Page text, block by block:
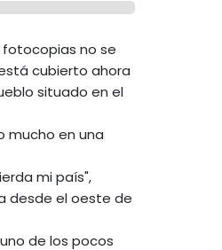
no se
cubierto ahora
situado en el
mucho en una
mi país",
desde el oeste de
de los pocos